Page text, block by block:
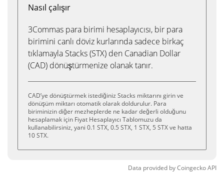
Nasıl çalışır
3Commas para birimi hesaplayıcısı, bir para
birimini canlı döviz kurlarında sadece birkaç
tıklamayla Stacks (STX) den Canadian Dollar
(CAD) dönüştürmenize olanak tanır.
CAD’ye dönüştürmek istediğiniz Stacks miktarını girin ve
dönüşüm miktarı otomatik olarak doldurulur. Para
biriminizin diğer mezheplerde ne kadar değerli olduğunu
hesaplamak için Fiyat Hesaplayıcı Tablomuzu da
kullanabilirsiniz, yani 0.1 STX, 0.5 STX, 1 STX, 5 STX ve hatta
10 STX.
Data provided byCoingeckoAPI